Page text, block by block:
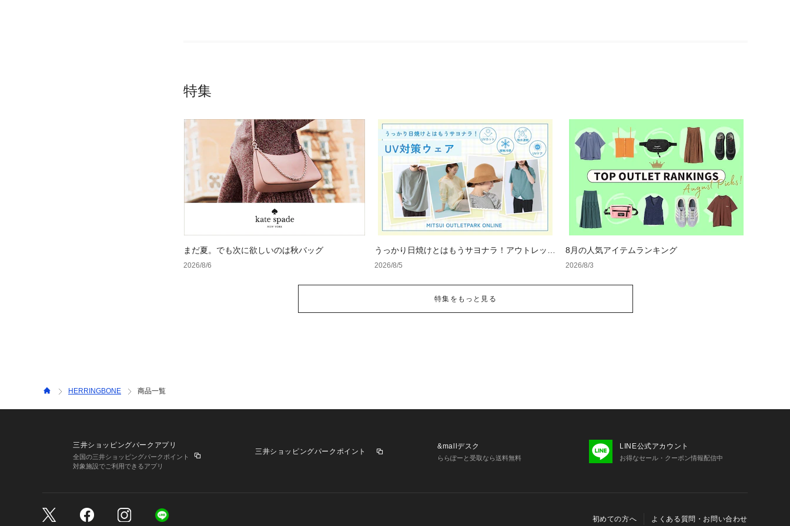
特集
まだ夏。でも次に欲しいのは秋バッグ
2026/8/6
うっかり日焼けとはもうサヨナラ！アウトレット
で見つけるUV対策ウェア
2026/8/5
8月の人気アイテムランキング
2026/8/3
特集をもっと見る
HERRINGBONE 商品一覧
三井ショッピングパークアプリ
全国の三井ショッピングパークポイント
対象施設でご利用できるアプリ
三井ショッピングパークポイント
&mallデスク
ららぽーと受取なら送料無料
LINE公式アカウント
お得なセール・クーポン情報配信中
初めての方へ よくある質問・お問い合わせ